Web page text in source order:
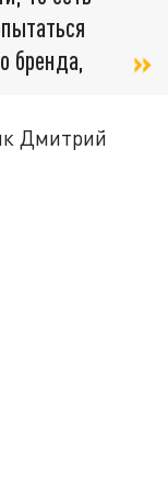
бренда,
Дмитрий